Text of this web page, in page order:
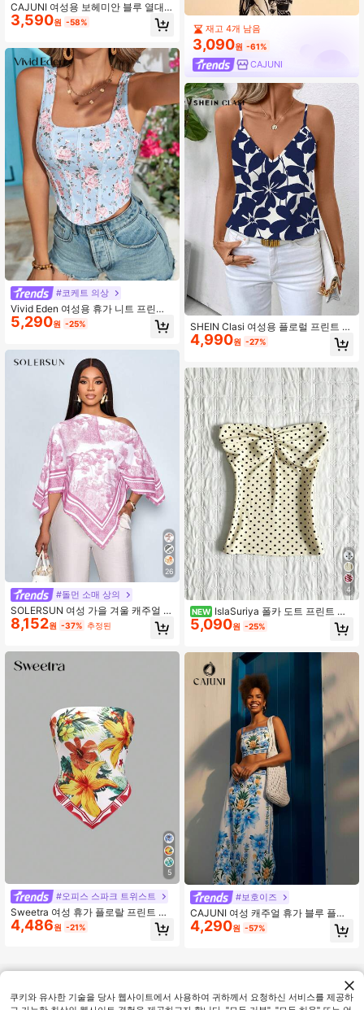
CAJUNI 여성용 보헤미안 블루 열대
파인애플 프린트 레이스업 탱크탑, 휴
가 캐주얼 여름 비치 탱크탑
3,590원 -58%
#코케트 의상
Vivid Eden 여성용 휴가 니트 프린트
크롭 탑
5,290원 -25%
26
#돌먼 소매 상의
SOLERSUN 여성 가을 겨울 캐주얼 우
아한 비대칭 목 긴팔 비대칭 밑단 블라
우스 패셔너블 빈티지 선셋 홀리데이
8,152원 -37% 추정된
5
#오피스 스파크 트위스트
Sweetra 여성 휴가 플로랄 프린트 비
대칭 헴 패션 튜브 탑
4,486원 -21%
재고 4개 남음
3,090원 -61%
CAJUNI
SHEIN Clasi 여성용 플로럴 프린트 민
소매 캐미솔, 여름 캐주얼
4,990원 -27%
4
NEW IslaSuriya 폴카 도트 프린트 여
성 밴도 탑
5,090원 -25%
#보호이즈
CAJUNI 여성 캐주얼 휴가 블루 플로
럴 파인애플 프린트 캐미솔 스파게티
스트랩 타이 숄더 민소매 크롭 탑, 여
4,290원 -57%
쿠키와 유사한 기술을 당사 웹사이트에서 사용하여 귀하께서 요청하신 서비스를 제공하